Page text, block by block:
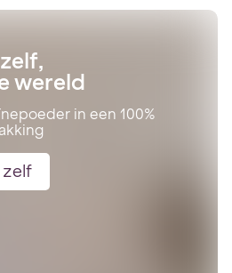
wereld
in een 100%
zelf